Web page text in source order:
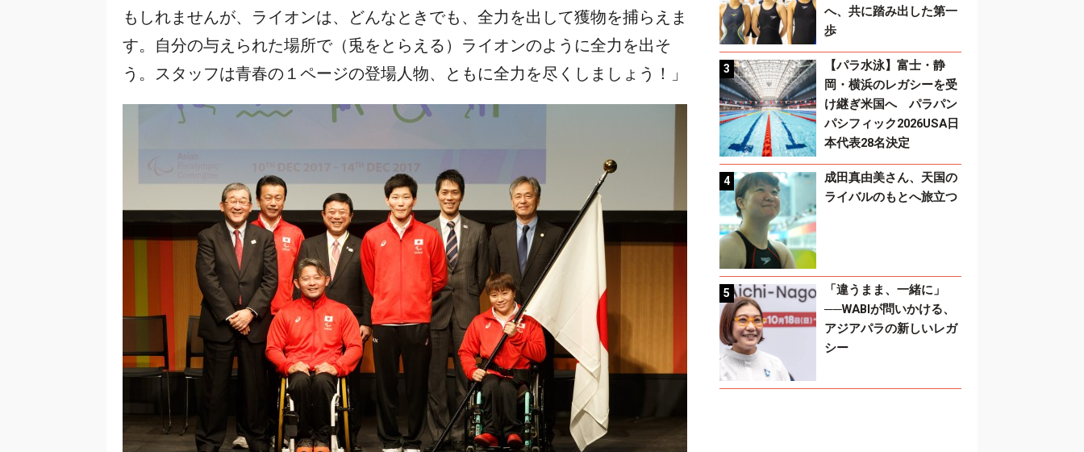
もしれませんが、ライオンは、どんなときでも、全力を出して獲物を捕らえま
す。自分の与えられた場所で（兎をとらえる）ライオンのように全力を出そ
う。スタッフは青春の１ページの登場人物、ともに全力を尽くしましょう！」
へ、共に踏み出した第一
歩
【パラ水泳】富士・静
岡・横浜のレガシーを受
け継ぎ米国へ パラパン
パシフィック2026USA日
本代表28名決定
成田真由美さん、天国の
ライバルのもとへ旅立つ
「違うまま、一緒に」
──WABIが問いかける、
アジアパラの新しいレガ
シー